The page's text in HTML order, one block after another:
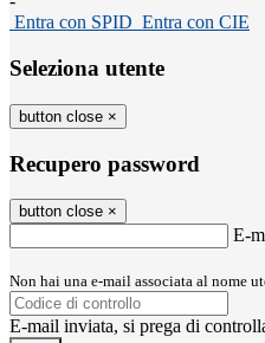
Entra con SPID Entra con CIE
Seleziona utente
button close ×
Recupero password
button close ×
E-
Non hai una e-mail associata al nome
E-mail inviata, si prega di